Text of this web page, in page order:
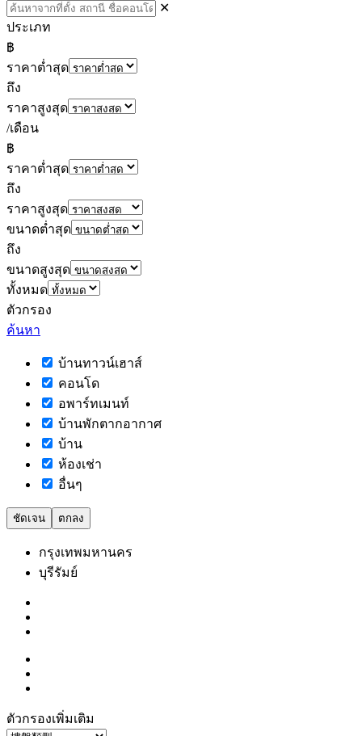
✕
ประเภท
฿
ราคาต่ำสุด
ถึง
ราคาสูงสุด
/เดือน
฿
ราคาต่ำสุด
ถึง
ราคาสูงสุด
ขนาดต่ำสุด
ถึง
ขนาดสูงสุด
ทั้งหมด
ตัวกรอง
ค้นหา
บ้านทาวน์เฮาส์
คอนโด
อพาร์ทเมนท์
บ้านพักตากอากาศ
บ้าน
ห้องเช่า
อื่นๆ
ชัดเจน ตกลง
กรุงเทพมหานคร
บุรีรัมย์
ตัวกรองเพิ่มเติม